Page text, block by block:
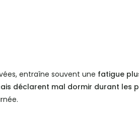
entraîne souvent une fatigue
déclarent mal dormir durant les